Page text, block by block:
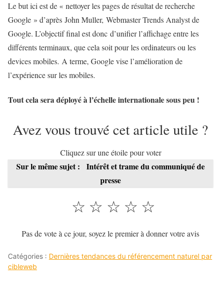
Le but ici est de « nettoyer les pages de résultat de recherche
Google » d’après John Muller, Webmaster Trends Analyst de
Google. L’objectif final est donc d’unifier l’affichage entre les
différents terminaux, que cela soit pour les ordinateurs ou les
devices mobiles. A terme, Google vise l’amélioration de
l’expérience sur les mobiles.
Tout cela sera déployé à l’échelle internationale sous peu !
Avez vous trouvé cet article utile ?
Cliquez sur une étoile pour voter
Sur le même sujet :
Intérêt et trame du communiqué de
presse
☆
☆
☆
☆
☆
Pas de vote à ce jour, soyez le premier à donner votre avis
Catégories : Dernières tendances du référencement naturel par
cibleweb